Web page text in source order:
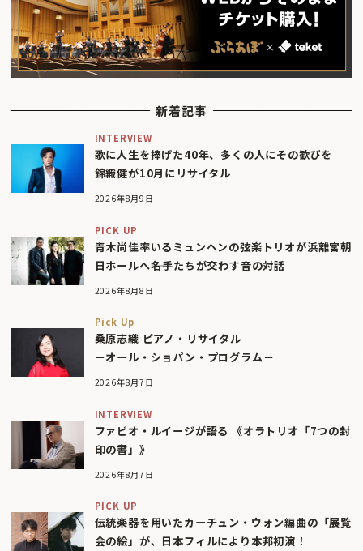
新着記事
INTERVIEW
歌に人生を捧げた40年、多くの人にその歓びを
錦織健が10月にリサイタル
2026年8月9日
PICK UP
青木尚佳率いるミュンヘンの弦楽トリオが浜離宮朝
日ホールへ――名手たちが交わす音の対話
2026年8月8日
Pick Up
桑原志織 ピアノ・リサイタル
－オール・ショパン・プログラム－
2026年8月7日
INTERVIEW
ファビオ・ルイージが語る 《オラトリオ「7つの封
印の書」》
2026年8月7日
PICK UP
伝統楽器を用いたカーチュン・ウォン編曲の「展覧
会の絵」が、日本フィルにより本邦初演！